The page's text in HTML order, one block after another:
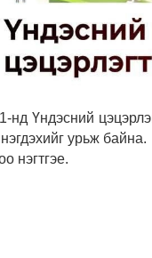
Үндэсний
урьж байна.
нэгтгэе.